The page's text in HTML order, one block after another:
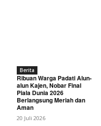
Berita
Ribuan Warga Padati Alun-
alun Kajen, Nobar Final
Piala Dunia 2026
Berlangsung Meriah dan
Aman
20 Juli 2026